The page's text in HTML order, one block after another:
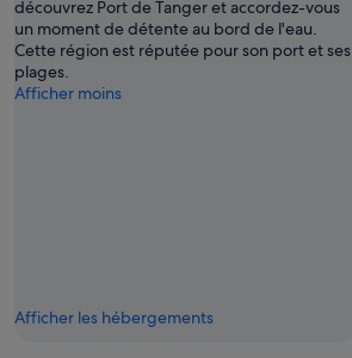
découvrez Port de Tanger et accordez-vous
un moment de détente au bord de l'eau.
Cette région est réputée pour son port et ses
plages.
Afficher moins
Afficher les hébergements